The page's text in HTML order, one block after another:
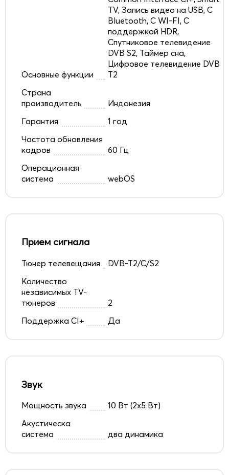
Основные функции
TV, Запись видео на USB, С
Bluetooth, С WI-FI, С
поддержкой HDR,
Спутниковое телевидение
DVB S2, Таймер сна,
Цифровое телевидение DVB
T2
Страна
производитель
Индонезия
Гарантия
1 год
Частота обновления
кадров
60 Гц
Операционная
система
webOS
Прием сигнала
Тюнер телевещания
DVB-T2/C/S2
Количество
независимых TV-
тюнеров
2
Поддержка CI+
Да
Звук
Мощность звука
10 Вт (2х5 Вт)
Акустическа
система
два динамика